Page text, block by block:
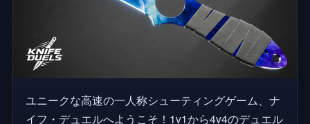
ユニークな高速の一人称シューティングゲーム、ナ
イフ・デュエルへようこそ！1v1から4v4のデュエル